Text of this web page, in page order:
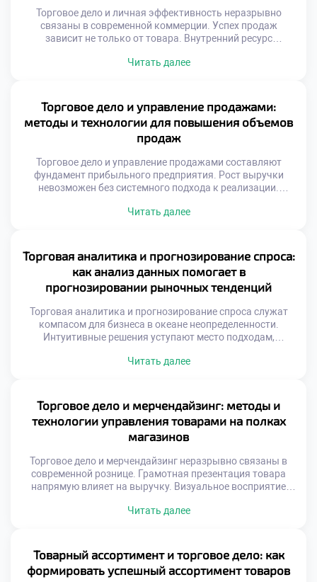
скрипты. Искренность […]
Торговое дело и личная эффективность неразрывно
связаны в современной коммерции. Успех продаж
зависит не только от товара. Внутренний ресурс
снижает продуктивность даже опытных сотрудников.
механического знания скриптов. Клиент чувствует
искренность и заинтересованность продавца.
Личностный рост напрямую влияет на доход.
Профессионализм строится […]
Читать далее
Торговое дело и управление продажами:
методы и технологии для повышения объемов
продаж
Торговое дело и управление продажами составляют
фундамент прибыльного предприятия. Рост выручки
невозможен без системного подхода к реализации.
выгоде. Технологии позволяют превратить случайных
Управление сбытом требует четкой стратегии и контроля.
Каждое взаимодействие с клиентом должно приносить
результат. Автоматизация процессов освобождает […]
Читать далее
Торговая аналитика и прогнозирование спроса:
как анализ данных помогает в
прогнозировании рыночных тенденций
Торговая аналитика и прогнозирование спроса служат
компасом для бизнеса в океане неопределенности.
Интуитивные решения уступают место подходам,
информацию позволяет компаниям опережать изменения
транзакциях и поведении покупателей. Без грамотной
интерпретации эти массивы остаются бесполезным
цифровым шумом. Аналитические инструменты
превращают сырые […]
Читать далее
Торговое дело и мерчендайзинг: методы и
технологии управления товарами на полках
магазинов
Торговое дело и мерчендайзинг неразрывно связаны в
современной рознице. Грамотная презентация товара
напрямую влияет на выручку. Визуальное восприятие
магазина становится инструментом убеждения.
правила размещения ассортимента. Взгляд человека
скользит по определенным траекториям. Золотые зоны
привлекают максимальное внимание посетителей.
Читать далее
Товарный ассортимент и торговое дело: как
формировать успешный ассортимент товаров